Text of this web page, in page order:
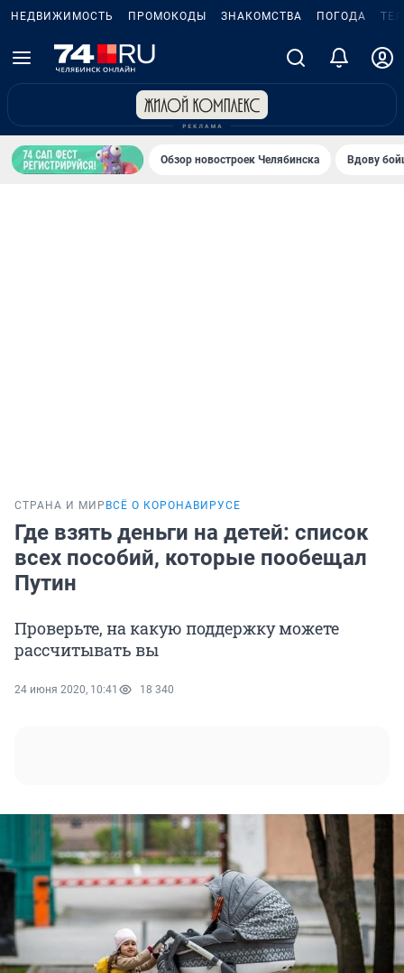
НЕДВИЖИМОСТЬ ПРОМОКОДЫ ЗНАКОМСТВА ПОГОДА
Обзор новостроек Челябинска Вдову
СТРАНА И МИР ВСЁ О КОРОНАВИРУСЕ
Где взять деньги на детей: список
всех пособий, которые пообещал
Путин
Проверьте, на какую поддержку можете
рассчитывать вы
24 июня 2020, 10:41 18 340